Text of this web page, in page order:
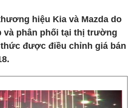
hiệu Kia và Mazda do
và phân phối tại thị trường
được điều chỉnh giá bán